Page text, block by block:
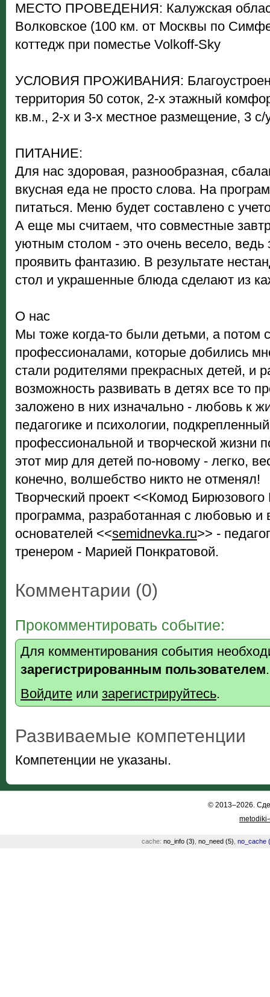
МЕСТО ПРОВЕДЕНИЯ: Калужская
Волковское (100 км. от Москвы по
коттедж при поместье Volkoff-Sky
УСЛОВИЯ ПРОЖИВАНИЯ:
территория 50 соток, 2-х этажный
кв.м., 2-х и 3-х местное размещение, 3 с/
ПИТАНИЕ:
Для нас здоровая, разнообразная,
вкусная еда не просто слова. На
питаться. Меню будет составлено с
А еще мы считаем, что совместные
уютным столом - это очень весело, ведь
проявить фантазию. В результате
стол и украшенные блюда сделают из
О нас
Мы тоже когда-то были детьми, а потом
профессионалами, которые добились
стали родителями прекрасных детей, и
возможность развивать в детях все то
заложено в них изначально - любовь к
педагогике и психологии,
профессиональной и творческой жизни
этот мир для детей по-новому - легко,
конечно, волшебство никто не отменял!
Творческий проект <<Комод Бирюзового
программа, разработанная с любовью и
основателей <<semidnevka.ru>> -
тренером - Марией Понкратовой.
Комментарии (0)
Прокомментировать событие:
Для комментирования события
зарегистрированным пользователем.
Войдите или зарегистрируйтесь.
Развиваемые компетенции
Компетенции не указаны.
© 2013–2026.
cache: no_info (3) no_need (5) no_cache